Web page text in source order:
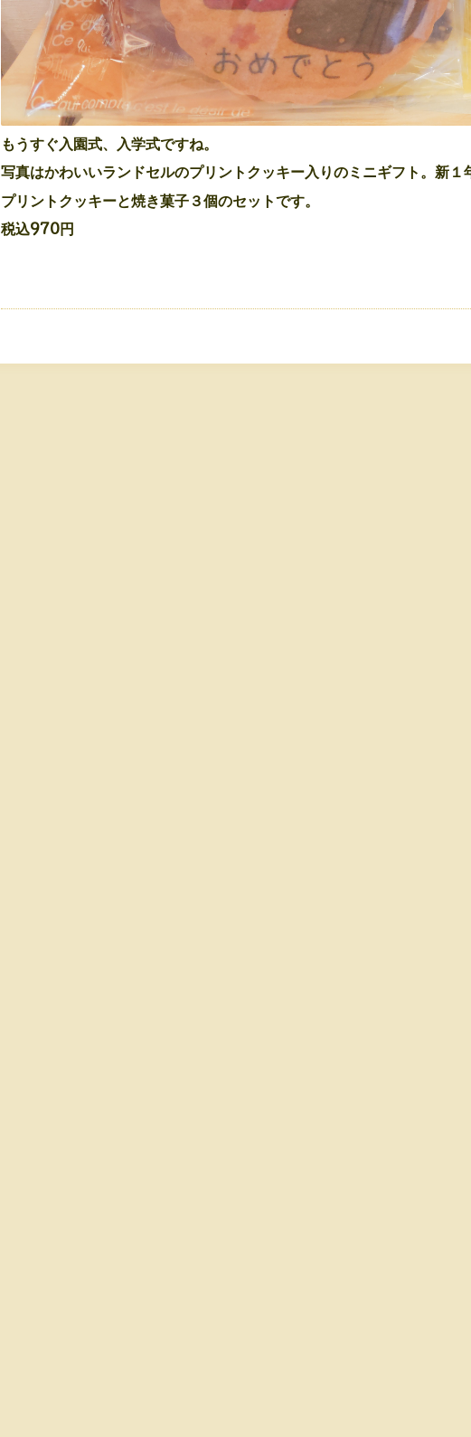
もうすぐ入園式、入学式ですね。
写真はかわいいランドセルのプリントクッキー入りのミニギフト。新１
プリントクッキーと焼き菓子３個のセットです。
税込970円